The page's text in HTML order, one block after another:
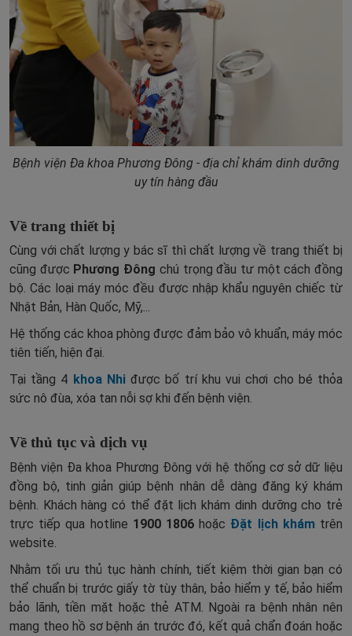
Bệnh viện Đa khoa Phương Đông - địa chỉ khám dinh dưỡng
uy tín hàng đầu
Về trang thiết bị
Cùng với chất lượng y bác sĩ thì chất lượng về trang thiết bị
cũng được Phương Đông chú trọng đầu tư một cách đồng
bộ. Các loại máy móc đều được nhập khẩu nguyên chiếc từ
Nhật Bản, Hàn Quốc, Mỹ,...
Hệ thống các khoa phòng được đảm bảo vô khuẩn, máy móc
tiên tiến, hiện đại.
Tại tầng 4 khoa Nhiđược bố trí khu vui chơi cho bé thỏa
sức nô đùa, xóa tan nỗi sợ khi đến bệnh viện.
Về thủ tục và dịch vụ
Bệnh viện Đa khoa Phương Đông với hệ thống cơ sở dữ liệu
đồng bộ, tinh giản giúp bệnh nhân dễ dàng đăng ký khám
bệnh. Khách hàng có thể đặt lịch khám dinh dưỡng cho trẻ
trực tiếp qua hotline 1900 1806 hoặc Đặt lịch khámtrên
website.
Nhằm tối ưu thủ tục hành chính, tiết kiệm thời gian bạn có
thể chuẩn bị trước giấy tờ tùy thân, bảo hiểm y tế, bảo hiểm
bảo lãnh, tiền mặt hoặc thẻ ATM. Ngoài ra bệnh nhân nên
mang theo hồ sơ bệnh án trước đó, kết quả chẩn đoán hoặc